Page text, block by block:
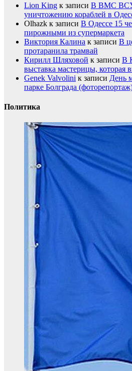
Lion King к записи В ВМС ВСУ
уничтожению кораблей в
Olhazk к записи В Одессе 15
пирожными из супермаркета
Виктория Калина к записи В
протаранила трамвай
Кирилл Шляховой к записи В
выставка мастерицы, которая
Genek Valvolini к записи День
парке Болграда
Политика